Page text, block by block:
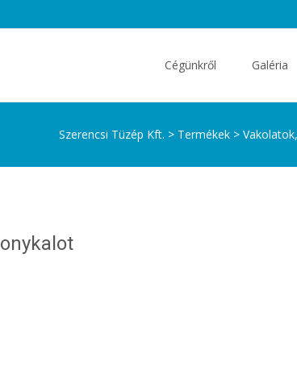
Cégünkről Galéria
Szerencsi Tüzép Kft. > Termékek >